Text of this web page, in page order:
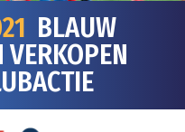
BLAUW
VERKOPEN